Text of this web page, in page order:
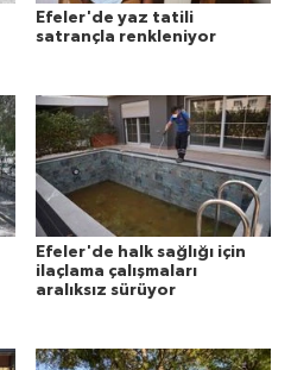
Efeler'de yaz tatili
satrançla renkleniyor
Efeler'de halk sağlığı için
ilaçlama çalışmaları
aralıksız sürüyor